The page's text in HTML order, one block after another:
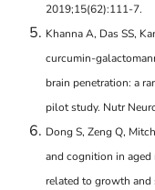
2019;15(62):111-7.
Khanna A, Das SS,
curcumin-
brain penetration: a
pilot study. Nutr
Dong S, Zeng Q,
and cognition in
related to growth